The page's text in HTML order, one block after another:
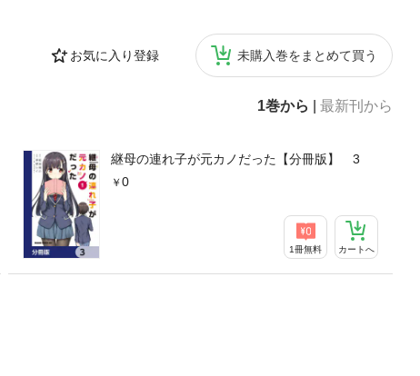
お気に入り登録 未購入巻をまとめて買う
1巻から 最新刊から
継母の連れ子が元カノだった【分冊版】 3
0
1冊無料 カートへ